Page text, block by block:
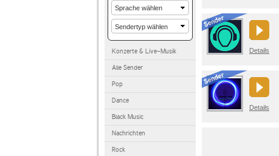
Konzerte & Live-Musik
Alle Sender
Pop
Dance
Black Music
Nachrichten
Rock
Details
Details